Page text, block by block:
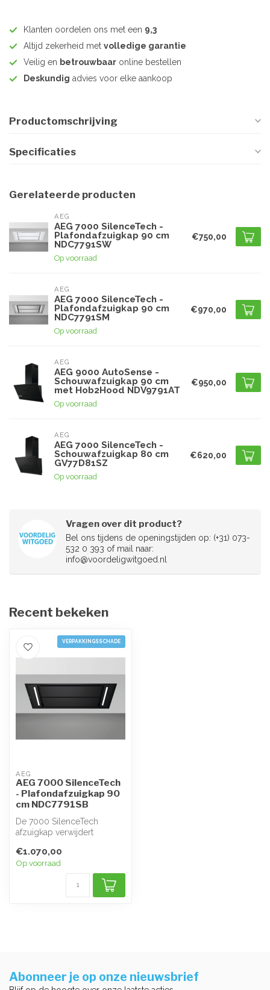
Klanten oordelen ons met een 9,3
Altijd zekerheid met volledige garantie
Veilig en betrouwbaar online bestellen
Deskundig advies voor elke aankoop
Productomschrijving
Specificaties
Gerelateerde producten
AEG
AEG 7000 SilenceTech -
Plafondafzuigkap 90 cm
NDC7791SW
Op voorraad
€750,00
AEG
AEG 7000 SilenceTech -
Plafondafzuigkap 90 cm
NDC7791SM
Op voorraad
€970,00
AEG
AEG 9000 AutoSense -
Schouwafzuigkap 90 cm
met Hob2Hood NDV9791AT
Op voorraad
€950,00
AEG
AEG 7000 SilenceTech -
Schouwafzuigkap 80 cm
GV77D81SZ
Op voorraad
€620,00
Vragen over dit product?
Bel ons tijdens de openingstijden op: (+31) 073-
532 0 393 of mail naar:
info@voordeligwitgoed.nl
Recent bekeken
VERPAKKINGSSCHADE
AEG
AEG 7000 SilenceTech
- Plafondafzuigkap 90
cm NDC7791SB
De 7000 SilenceTech
afzuigkap verwijdert
uit je keuken e...
€1.070,00
Op voorraad
Abonneer je op onze nieuwsbrief